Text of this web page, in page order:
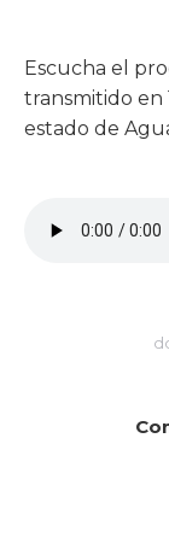
Escucha el
transmitido en
estado de